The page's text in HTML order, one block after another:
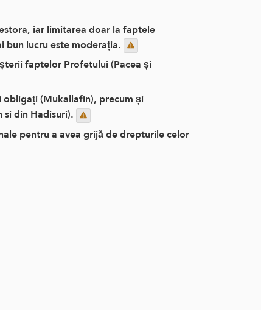
iar limitarea doar la faptele
lucru este moderația.
faptelor Profetului (Pacea și
(Mukallafin), precum și
din Hadisuri).
pentru a avea grijă de drepturile celor